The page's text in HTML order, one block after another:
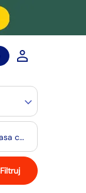
Dopuszczalna masa całkowita[kg]
Filtruj